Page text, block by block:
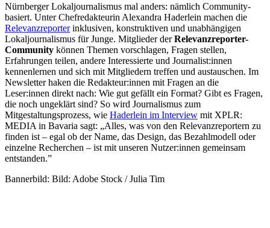
Nürnberger Lokaljournalismus mal anders: nämlich Community-
basiert. Unter Chefredakteurin Alexandra Haderlein machen die
Relevanzreporterinklusiven, konstruktiven und unabhängigen
Lokaljournalismus für Junge. Mitglieder derRelevanzreporter-
Community können Themen vorschlagen, Fragen stellen,
Erfahrungen teilen, andere Interessierte und Journalist:innen
kennenlernen und sich mit Mitgliedern treffen und austauschen. Im
Newsletter haken die Redakteur:innen mit Fragen an die
Leser:innen direkt nach: Wie gut gefällt ein Format? Gibt es Fragen,
die noch ungeklärt sind? So wird Journalismus zum
Mitgestaltungsprozess, wie Haderlein im Interview mit XPLR:
MEDIA in Bavaria sagt: „Alles, was von den Relevanzreportern zu
finden ist – egal ob der Name, das Design, das Bezahlmodell oder
einzelne Recherchen – ist mit unseren Nutzer:innen gemeinsam
entstanden.”
Bannerbild: Bild: Adobe Stock / Julia Tim